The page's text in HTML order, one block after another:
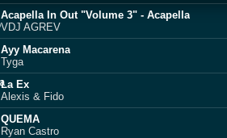
Acapella In Out "Volume 3" - Acapella
VDJ AGREV
Ayy Macarena
Tyga
La Ex
Alexis & Fido
QUEMA
Ryan Castro